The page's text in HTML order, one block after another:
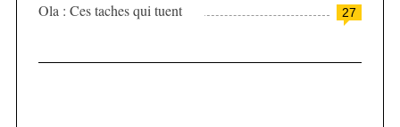
27
Ola : Ces taches qui tuent